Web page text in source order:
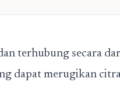
terhubung secara
dapat merugikan